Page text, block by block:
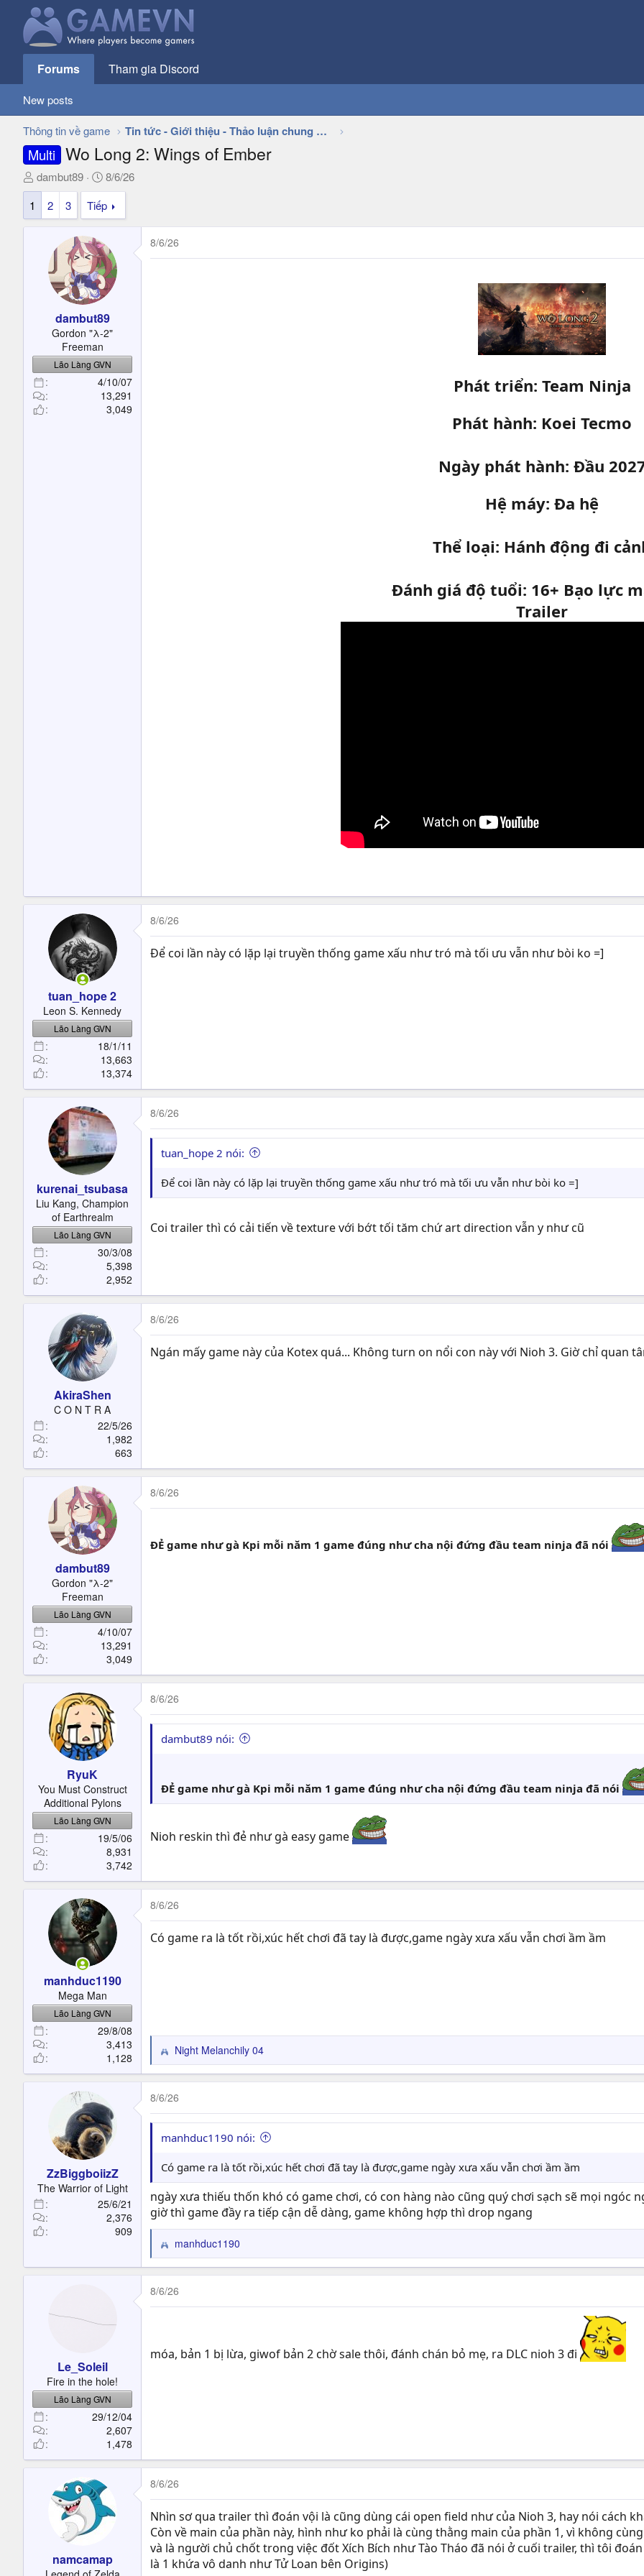
Forums Tham gia Discord
New posts
Thông tin về game Tin tức - Giới thiệu - Thảo luận chung về game
Multi Wo Long 2: Wings of Ember
T
h
e
r
dambut89
N
g
à
y
ử
i
8/6/26
1
2 3 Tiếp
dambut89
Gordon "λ-2"
Freeman
Lão Làng GVN
4/10/07
13,291
3,049
8/6/26
Phát triển: Team Ninja
Phát hành: Koei Tecmo
Ngày phát hành: Đầu
Hệ máy: Đa hệ
Thể loại: Hánh động đi
Đánh giá độ tuổi: 16+ Bạo lực
Trailer
tuan_hope 2
Leon S. Kennedy
Lão Làng GVN
18/1/11
13,663
13,374
8/6/26
Để coi lần này có lặp lại truyền thống game xấu như tró mà tối ưu vẫn như bòi ko =]
kurenai_tsubasa
Liu Kang, Champion
of Earthrealm
Lão Làng GVN
30/3/08
5,398
2,952
8/6/26
tuan_hope 2 nói:
Để coi lần này có lặp lại truyền thống game xấu như tró mà tối ưu vẫn như bòi ko =]
Coi trailer thì có cải tiến về texture với bớt tối tăm chứ art direction vẫn y như cũ
AkiraShen
C O N T R A
22/5/26
1,982
663
8/6/26
Ngán mấy game này của Kotex quá... Không turn on nổi con này với Nioh 3. Giờ chỉ quan
dambut89
Gordon "λ-2"
Freeman
Lão Làng GVN
4/10/07
13,291
3,049
8/6/26
ĐẺ game như gà Kpi mỗi năm 1 game đúng như cha nội đứng đầu team ninja đã nói
RyuK
You Must Construct
Additional Pylons
Lão Làng GVN
19/5/06
8,931
3,742
8/6/26
dambut89 nói:
ĐẺ game như gà Kpi mỗi năm 1 game đúng như cha nội đứng đầu team ninja đã nói
Nioh reskin thì đẻ như gà easy game
manhduc1190
Mega Man
Lão Làng GVN
29/8/08
3,413
1,128
8/6/26
Có game ra là tốt rồi,xúc hết chơi đã tay là được,game ngày xưa xấu vẫn chơi ầm ầm
R
e
a
c
t
i
o
s
Night Melanchily 04
ZzBiggboiizZ
The Warrior of Light
25/6/21
2,376
909
8/6/26
manhduc1190 nói:
Có game ra là tốt rồi,xúc hết chơi đã tay là được,game ngày xưa xấu vẫn chơi ầm ầm
ngày xưa thiếu thốn khó có game chơi, có con hàng nào cũng quý chơi sạch sẽ mọi ngóc
giờ thì game đầy ra tiếp cận dễ dàng, game không hợp thì drop ngang
R
e
a
c
t
s
manhduc1190
Le_Soleil
Fire in the hole!
Lão Làng GVN
29/12/04
2,607
1,478
8/6/26
móa, bản 1 bị lừa, giwof bản 2 chờ sale thôi, đánh chán bỏ mẹ, ra DLC nioh 3 đi
namcamap
8/6/26
Nhìn sơ qua trailer thì đoán vội là cũng dùng cái open field như của Nioh 3, hay nói cách
Còn về main của phần này, hình như ko phải là cùng thằng main của phần 1, vì không
và là người chủ chốt trong việc đốt Xích Bích như Tào Tháo đã nói ở cuối trailer, thì tôi
là 1 khứa vô danh như Tử Loan bên Origins)